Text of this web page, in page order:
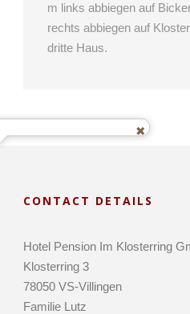
m links abbiegen auf
rechts abbiegen auf
dritte Haus.
CONTACT DETAILS
Hotel Pension Im Klosterring
Klosterring 3
78050 VS-Villingen
Familie Lutz